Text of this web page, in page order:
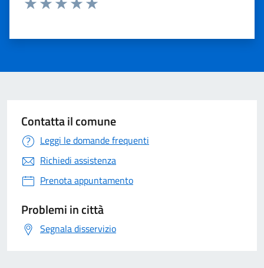
Contatta il comune
Leggi le domande frequenti
Richiedi assistenza
Prenota appuntamento
Problemi in città
Segnala disservizio